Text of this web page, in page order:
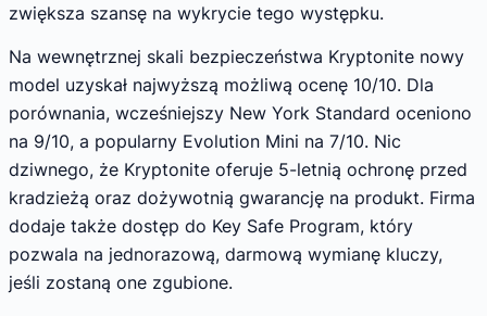
zwiększa szansę na wykrycie tego występku.
Na wewnętrznej skali bezpieczeństwa Kryptonite nowy
model uzyskał najwyższą możliwą ocenę 10/10. Dla
porównania, wcześniejszy New York Standard oceniono
na 9/10, a popularny Evolution Mini na 7/10. Nic
dziwnego, że Kryptonite oferuje 5-letnią ochronę przed
kradzieżą oraz dożywotnią gwarancję na produkt. Firma
dodaje także dostęp do Key Safe Program, który
pozwala na jednorazową, darmową wymianę kluczy,
jeśli zostaną one zgubione.